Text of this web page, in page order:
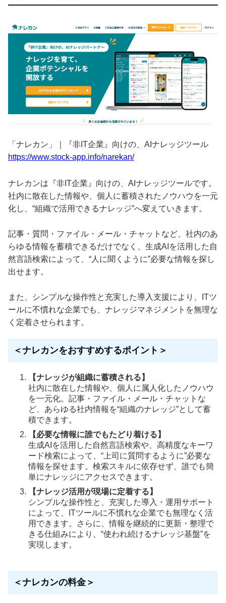
「ナレカン」｜『非IT企業』向けの、AIナレッジツール
https://www.stock-app.info/narekan/
ナレカンは『非IT企業』向けの、AIナレッジツールです。
社内に散在した情報や、個人に蓄積されたノウハウを一元
化し、“組織で活用できるナレッジ”へ変えていきます。
記事・質問・ファイル・メール・チャットなど、社内のあ
らゆる情報を蓄積できるだけでなく、生成AIを活用した自
然言語検索によって、“人に聞くように”必要な情報を探し
出せます。
また、シンプルな操作性と充実した導入支援により、ITツ
ールに不慣れな企業でも、ナレッジマネジメントを無理な
く定着させられます。
＜ナレカンをおすすめするポイント＞
【ナレッジが組織に蓄積される】
社内に散在した情報や、個人に属人化したノウハウ
を一元化。記事・ファイル・メール・チャットな
ど、あらゆる社内情報を“組織のナレッジ”として蓄
積できます。
【必要な情報に誰でもたどり着ける】
生成AIを活用した自然言語検索や、高精度なキーワ
ード検索によって、“上司に質問するように”必要な
情報を探せます。検索スキルに依存せず、誰でも簡
単にナレッジにアクセスできます。
【ナレッジ活用が現場に定着する】
シンプルな操作性と、充実した導入・運用サポート
によって、ITツールに不慣れな企業でも無理なく活
用できます。さらに、情報を継続的に更新・整理で
きる仕組みにより、“使われ続けるナレッジ基盤”を
実現します。
＜ナレカンの料金＞